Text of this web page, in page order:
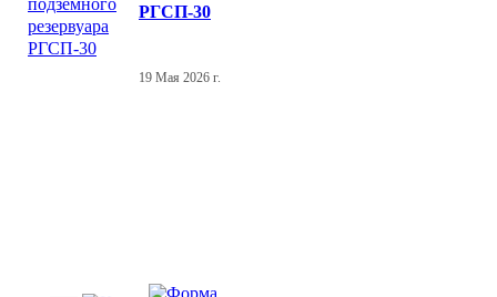
РГСП-30
19 Мая 2026 г.